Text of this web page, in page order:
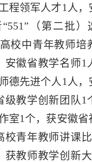
程领军人才1人
（第二批
校中青年教师培
安徽省教学名师1
德先进个人1人
级教学创新团队1
室1个，获安徽
校青年教师讲课比
获教师教学创新